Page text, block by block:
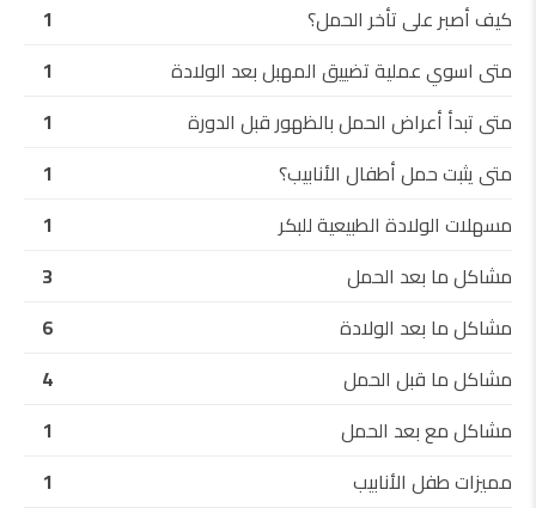
كيف أصبر على تأخر الحمل؟
1
متى اسوي عملية تضييق المهبل بعد الولادة
1
متى تبدأ أعراض الحمل بالظهور قبل الدورة
1
متى يثبت حمل أطفال الأنابيب؟
1
مسهلات الولادة الطبيعية للبكر
1
مشاكل ما بعد الحمل
3
مشاكل ما بعد الولادة
6
مشاكل ما قبل الحمل
4
مشاكل مع بعد الحمل
1
مميزات طفل الأنابيب
1